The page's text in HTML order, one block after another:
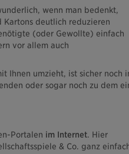
wenn man bedenkt,
Kartons deutlich reduzieren
(oder Gewollte) einfach
vor allem auch
Ihnen umzieht, ist sicher noch
oder sogar noch zu dem
Portalen im Internet. Hier
& Co. ganz